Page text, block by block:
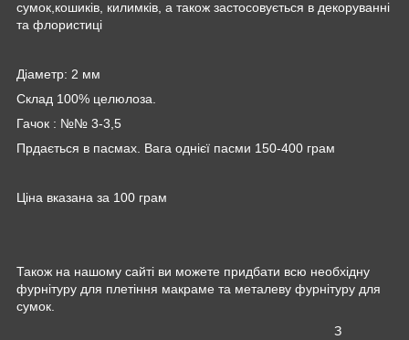
сумок,кошиків, килимків, а також застосовується в декоруванні
та флористиці
Діаметр: 2 мм
Склад 100% целюлоза.
Гачок : №№ 3-3,5
Прдається в пасмах. Вага однієї пасми 150-400 грам
Ціна вказана за 100 грам
Також на нашому сайті ви можете придбати всю необхідну
фурнітуру для плетіння макраме та металеву фурнітуру для
сумок.
З